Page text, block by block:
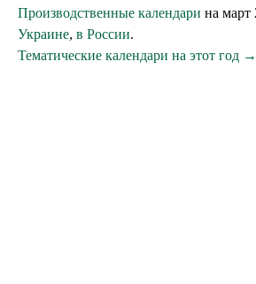
Производственные календари на март
Украине, в России.
Тематические календари на этот год →